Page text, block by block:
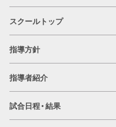
スクールトップ
指導方針
指導者紹介
試合日程・結果